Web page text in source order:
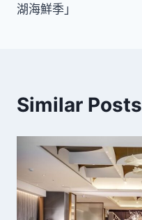
覽
湖海鮮季」
Similar Posts